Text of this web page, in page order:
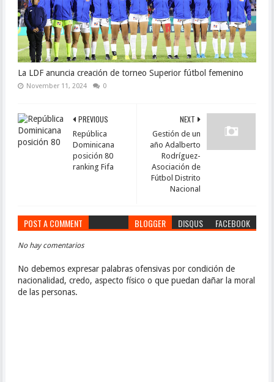
La LDF anuncia creación de torneo Superior fútbol femenino
November 11, 2024 0
NEXT
Gestión de un
año Adalberto
Rodríguez-
Asociación de
Fútbol Distrito
Nacional
PREVIOUS
República
Dominicana
posición 80
ranking Fifa
POST A COMMENT BLOGGER DISQUS FACEBOOK
No hay comentarios
No debemos expresar palabras ofensivas por condición de
nacionalidad, credo, aspecto físico o que puedan dañar la moral
de las personas.